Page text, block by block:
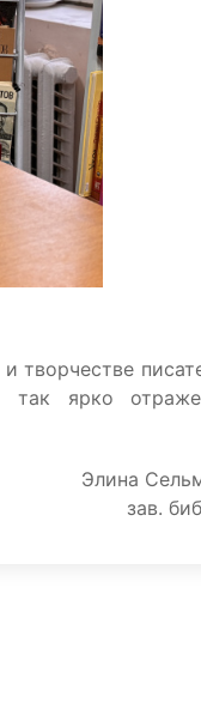
творчестве
так ярко
Элина
зав.